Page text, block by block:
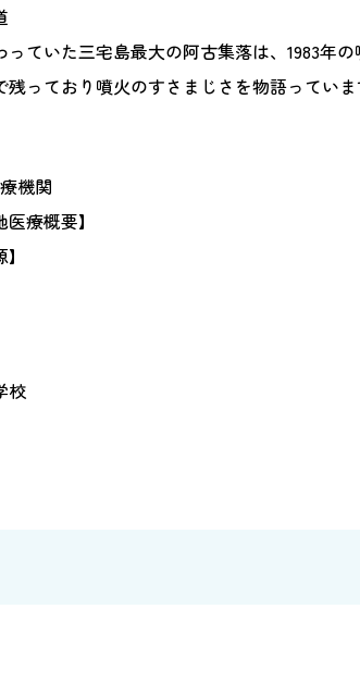
っていた三宅島最大の阿古集落は、1983年
っており噴火のすさまじさを物語っていま
機関
医療概要】
校